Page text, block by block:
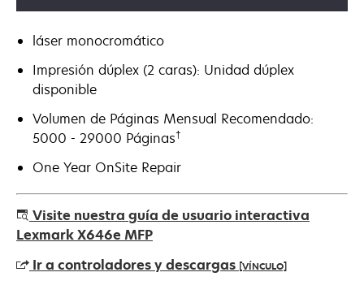
láser monocromático
Impresión dúplex (2 caras): Unidad dúplex
disponible
Volumen de Páginas Mensual Recomendado:
5000 - 29000 Páginas†
One Year OnSite Repair
Visite nuestra guía de usuario interactiva
Lexmark X646e MFP
Ir a controladores y descargas [VÍNCULO]